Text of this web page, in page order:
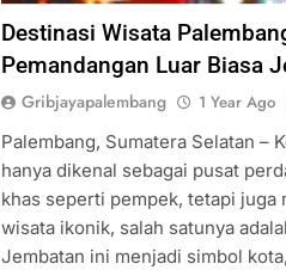
Destinasi Wisata
Pemandangan Luar Biasa
Gribjayapalembang 1 Year Ago
Palembang, Sumatera Selatan –
hanya dikenal sebagai pusat
khas seperti pempek, tetapi juga
wisata ikonik, salah satunya
Jembatan ini menjadi simbol